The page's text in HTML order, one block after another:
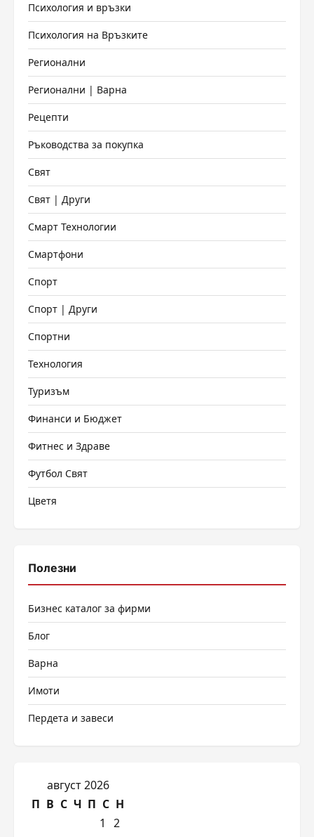
Психология и връзки
Психология на Връзките
Регионални
Регионални | Варна
Рецепти
Ръководства за покупка
Свят
Свят | Други
Смарт Технологии
Смартфони
Спорт
Спорт | Други
Спортни
Технология
Туризъм
Финанси и Бюджет
Фитнес и Здраве
Футбол Свят
Цветя
Полезни
Бизнес каталог за фирми
Блог
Варна
Имоти
Пердета и завеси
август 2026
П В С Ч П С Н
1
2